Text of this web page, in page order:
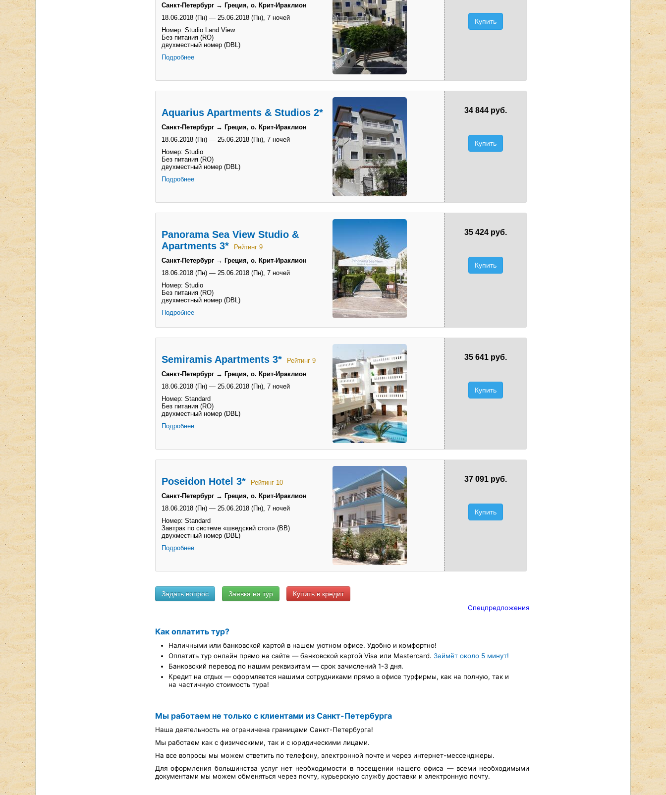
Санкт-Петербург → Греция, о. Крит-Ираклион
18.06.2018 (Пн) — 25.06.2018 (Пн), 7 ночей
Номер: Studio Land View
Без питания (RO)
двухместный номер (DBL)
Подробнее
Купить
Aquarius Apartments & Studios 2*
Санкт-Петербург → Греция, о. Крит-Ираклион
18.06.2018 (Пн) — 25.06.2018 (Пн), 7 ночей
Номер: Studio
Без питания (RO)
двухместный номер (DBL)
Подробнее
34 844 руб.
Купить
Panorama Sea View Studio &
Apartments 3*
Рейтинг 9
Санкт-Петербург → Греция, о. Крит-Ираклион
18.06.2018 (Пн) — 25.06.2018 (Пн), 7 ночей
Номер: Studio
Без питания (RO)
двухместный номер (DBL)
Подробнее
35 424 руб.
Купить
Semiramis Apartments 3*
Рейтинг 9
Санкт-Петербург → Греция, о. Крит-Ираклион
18.06.2018 (Пн) — 25.06.2018 (Пн), 7 ночей
Номер: Standard
Без питания (RO)
двухместный номер (DBL)
Подробнее
35 641 руб.
Купить
Poseidon Hotel 3*
Рейтинг 10
Санкт-Петербург → Греция, о. Крит-Ираклион
18.06.2018 (Пн) — 25.06.2018 (Пн), 7 ночей
Номер: Standard
Завтрак по системе «шведский стол» (BB)
двухместный номер (DBL)
Подробнее
37 091 руб.
Купить
Купить в кредит
Спецпредложения
Как оплатить тур?
Наличными или банковской картой в нашем уютном офисе. Удобно и комфортно!
Оплатить тур онлайн прямо на сайте — банковской картой Visa или Mastercard. Займёт около 5 минут!
Банковский перевод по нашим реквизитам — срок зачислений 1-3 дня.
Кредит на отдых — оформляется нашими сотрудниками прямо в офисе турфирмы, как на полную, так и
на частичную стоимость тура!
Мы работаем не только с клиентами из Санкт-Петербурга
Наша деятельность не ограничена границами Санкт-Петербурга!
Мы работаем как с физическими, так и с юридическими лицами.
На все вопросы мы можем ответить по телефону, электронной почте и через интернет-мессенджеры.
Для оформления большинства услуг нет необходимости в посещении нашего офиса — всеми необходимыми
документами мы можем обменяться через почту, курьерскую службу доставки и электронную почту.